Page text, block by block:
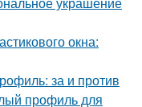
окна:
за и против
профиль для